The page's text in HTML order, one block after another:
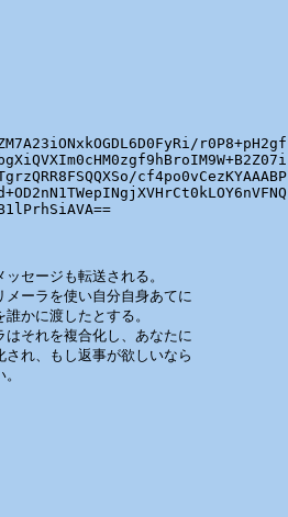
r0P8+pH2gf
cf4po0vCezKYAAABP
セージも転送される。
ーラを使い自分自身あてに
かに渡したとする。
それを複合化し、あなたに
れ、もし返事が欲しいなら